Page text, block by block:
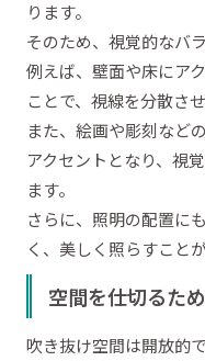
ります。
そのため、視覚的なバ
例えば、壁面や床にア
ことで、視線を分散さ
また、絵画や彫刻など
アクセントとなり、視
ます。
さらに、照明の配置に
く、美しく照らすこと
空間を仕切るた
吹き抜け空間は開放的